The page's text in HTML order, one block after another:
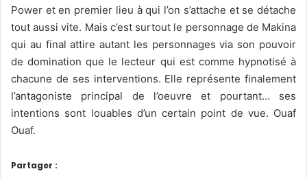
Power et en premier lieu à qui l’on s’attache et se détache
tout aussi vite. Mais c’est surtout le personnage de Makina
qui au final attire autant les personnages via son pouvoir
de domination que le lecteur qui est comme hypnotisé à
chacune de ses interventions. Elle représente finalement
l’antagoniste principal de l’oeuvre et pourtant… ses
intentions sont louables d’un certain point de vue. Ouaf
Ouaf.
Partager :